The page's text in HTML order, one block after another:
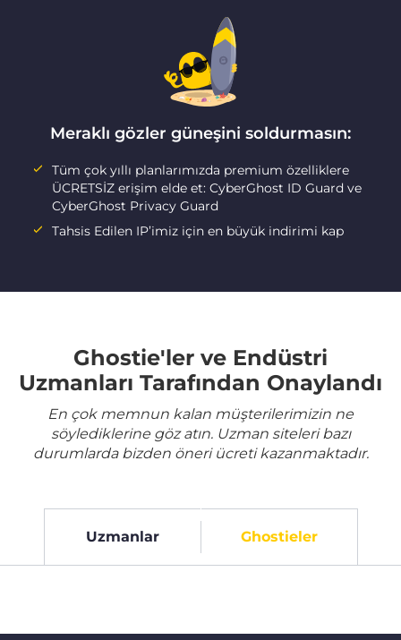
Meraklı gözler güneşini soldurmasın:
Tüm çok yıllı planlarımızda premium özelliklere
ÜCRETSİZ erişim elde et: CyberGhost ID Guard ve
CyberGhost Privacy Guard
Tahsis Edilen IP’imiz için en büyük indirimi kap
Ghostie'ler ve Endüstri
Uzmanları Tarafından Onaylandı
En çok memnun kalan müşterilerimizin ne
söylediklerine göz atın. Uzman siteleri bazı
durumlarda bizden öneri ücreti kazanmaktadır.
Uzmanlar Ghostieler